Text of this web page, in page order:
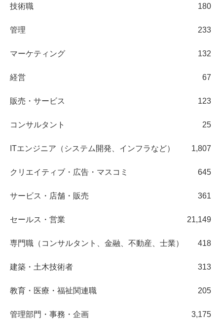
技術職 180
管理 233
マーケティング 132
経営 67
販売・サービス 123
コンサルタント 25
ITエンジニア（システム開発、インフラなど） 1,807
クリエイティブ・広告・マスコミ 645
サービス・店舗・販売 361
セールス・営業 21,149
専門職（コンサルタント、金融、不動産、士業） 418
建築・土木技術者 313
教育・医療・福祉関連職 205
管理部門・事務・企画 3,175